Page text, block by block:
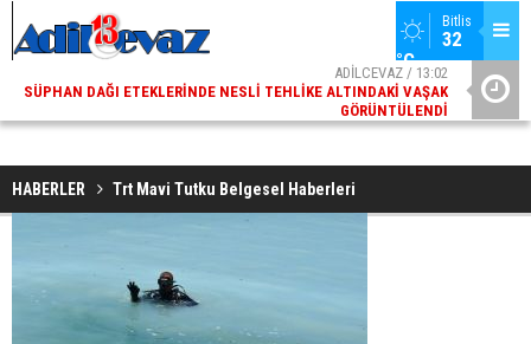
Bitlis
32
°C
ADİLCEVAZ / 13:02
SÜPHAN DAĞI ETEKLERINDE NESLI TEHLIKE ALTINDAKI VAŞAK
GÖRÜNTÜLENDI
HABERLER Trt Mavi Tutku Belgesel Haberleri